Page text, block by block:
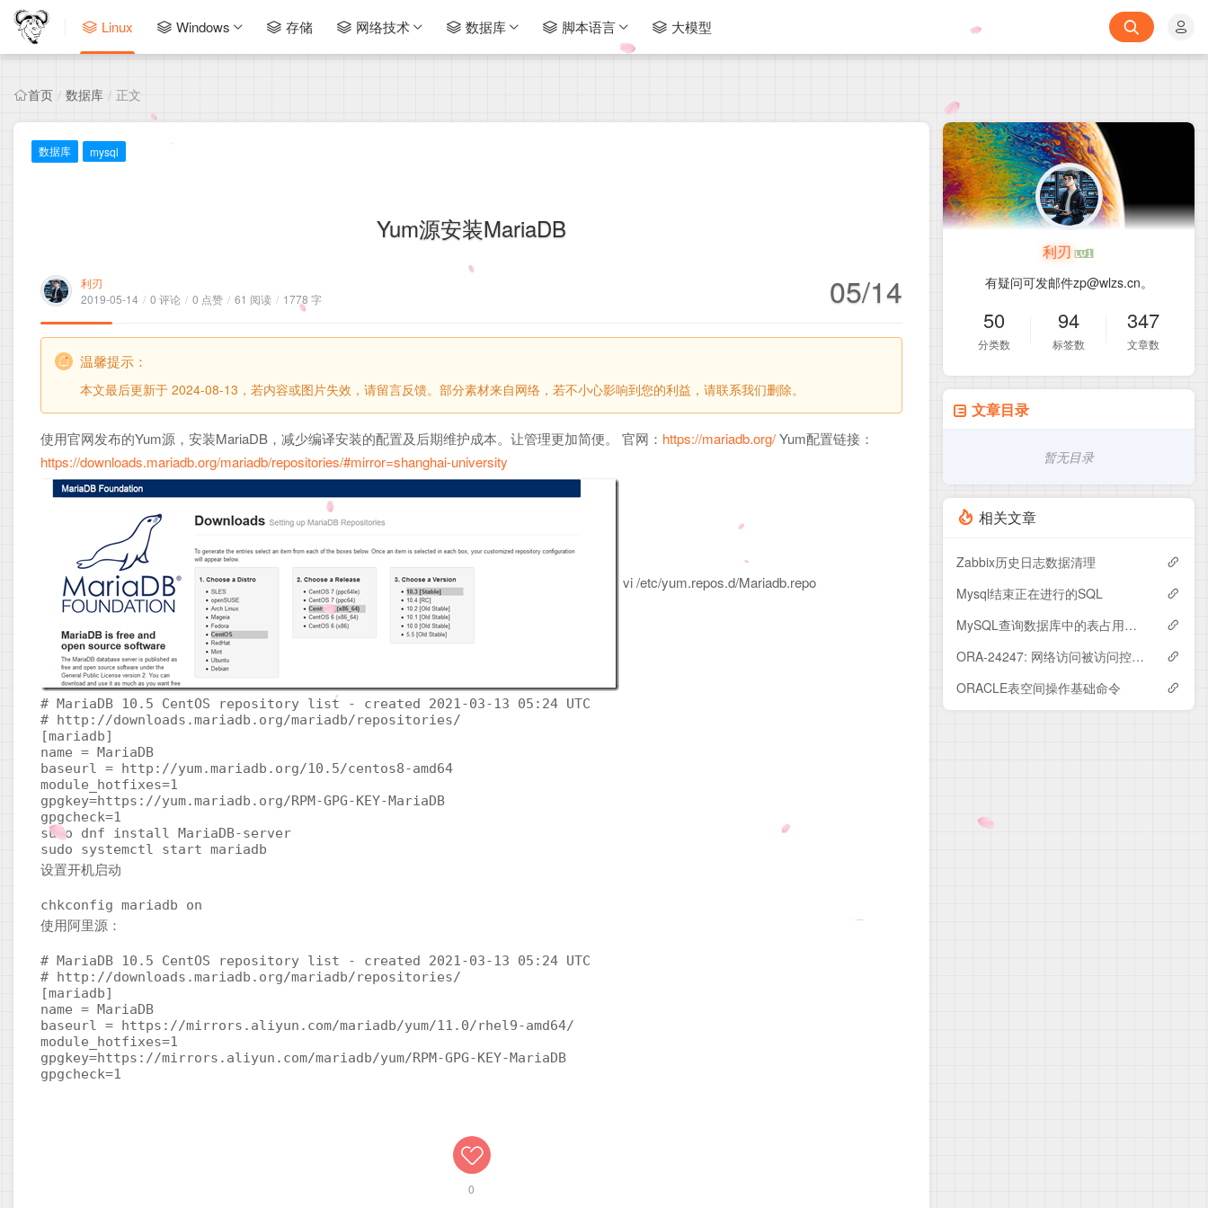
Linux Windows 存储 网络技术 数据库 脚本语言 大模型
首页 / 数据库 / 正文
数据库 mysql
Yum源安装MariaDB
利刃
2019-05-14 / 0 评论 / 0 点赞 / 61 阅读 / 1778 字 05/14
温馨提示：
本文最后更新于 2024-08-13，若内容或图片失效，请留言反馈。部分素材来自网络，若不小心影响到您的利益，请联系我们删除。
使用官网发布的Yum源，安装MariaDB，减少编译安装的配置及后期维护成本。让管理更加简便。 官网： https://mariadb.org/Yum配置链接：
https://downloads.mariadb.org/mariadb/repositories/#mirror=shanghai-university
vi /etc/yum.repos.d/Mariadb.repo
# MariaDB 10.5 CentOS repository list - created 2021-03-13 05:24 UTC
# http://downloads.mariadb.org/mariadb/repositories/
[mariadb]
name = MariaDB
baseurl = http://yum.mariadb.org/10.5/centos8-amd64
module_hotfixes=1
gpgkey=https://yum.mariadb.org/RPM-GPG-KEY-MariaDB
gpgcheck=1
sudo dnf install MariaDB-server
sudo systemctl start mariadb
设置开机启动
chkconfig mariadb on
使用阿里源：
# MariaDB 10.5 CentOS repository list - created 2021-03-13 05:24 UTC
# http://downloads.mariadb.org/mariadb/repositories/
[mariadb]
name = MariaDB
baseurl = https://mirrors.aliyun.com/mariadb/yum/11.0/rhel9-amd64/
module_hotfixes=1
gpgkey=https://mirrors.aliyun.com/mariadb/yum/RPM-GPG-KEY-MariaDB
gpgcheck=1
0
利刃
有疑问可发邮件zp@wlzs.cn。
50
分类数
94
标签数
347
文章数
文章目录
暂无目录
相关文章
Zabbix历史日志数据清理
Mysql结束正在进行的SQL
MySQL查询数据库中的表占用空间的大小
ORA-24247: 网络访问被访问控制列表 (ACL) 拒绝
ORACLE表空间操作基础命令